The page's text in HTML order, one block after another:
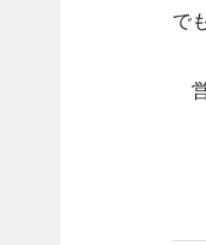
で